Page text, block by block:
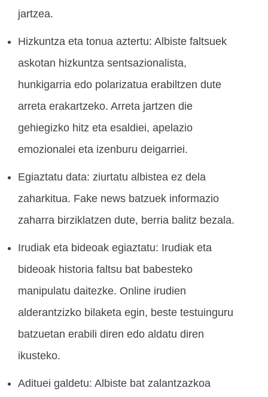
jartzea.
Hizkuntza eta tonua aztertu: Albiste faltsuek
askotan hizkuntza sentsazionalista,
hunkigarria edo polarizatua erabiltzen dute
arreta erakartzeko. Arreta jartzen die
gehiegizko hitz eta esaldiei, apelazio
emozionalei eta izenburu deigarriei.
Egiaztatu data: ziurtatu albistea ez dela
zaharkitua. Fake news batzuek informazio
zaharra birziklatzen dute, berria balitz bezala.
Irudiak eta bideoak egiaztatu: Irudiak eta
bideoak historia faltsu bat babesteko
manipulatu daitezke. Online irudien
alderantzizko bilaketa egin, beste testuinguru
batzuetan erabili diren edo aldatu diren
ikusteko.
Adituei galdetu: Albiste bat zalantzazkoa